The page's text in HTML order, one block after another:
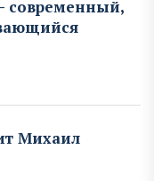
современный,
Михаил